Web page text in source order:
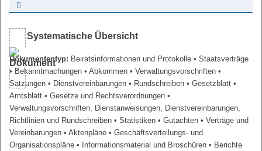
Systematische Übersicht
Dokumententyp: Beiratsinformationen und Protokolle • Staatsverträge
• Bekanntmachungen • Abkommen • Verwaltungsvorschriften •
Satzungen • Dienstvereinbarungen • Rundschreiben • Gesetzblatt •
Amtsblatt • Gesetze und Rechtsverordnungen •
Verwaltungsvorschriften, Dienstanweisungen, Dienstvereinbarungen,
Richtlinien und Rundschreiben • Statistiken • Gutachten • Verträge und
Vereinbarungen • Aktenpläne • Geschäftsverteilungs- und
Organisationspläne • Informationsmaterial und Broschüren • Berichte